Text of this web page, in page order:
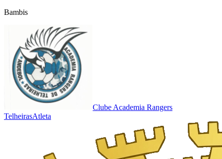
Bambis
Clube Academia Rangers
TelheirasAtleta